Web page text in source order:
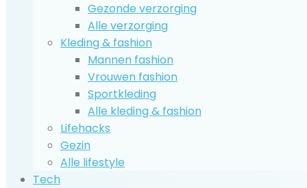
Gezonde verzorging
Alle verzorging
Kleding & fashion
Mannen fashion
Vrouwen fashion
Sportkleding
Alle kleding & fashion
Lifehacks
Gezin
Alle lifestyle
Tech